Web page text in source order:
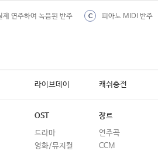
제 연주하여 녹음된 반주 C 피아노 MIDI 반주
라이브데이 캐쉬충전
OST
드라마
영화/뮤지컬
장르
연주곡
CCM